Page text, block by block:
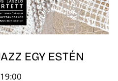
EGY ESTÉN